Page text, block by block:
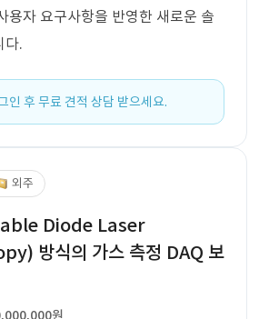
용자 요구사항을 반영한 새로운 솔
다.
인 후 무료 견적 상담 받으세요.
외주
Diode Laser
방식의 가스 측정 DAQ 보
원